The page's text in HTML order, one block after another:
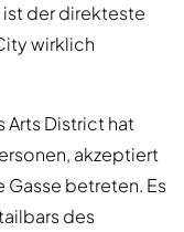
der direkteste
wirklich
Arts District hat
akzeptiert
Gasse betreten. Es
des